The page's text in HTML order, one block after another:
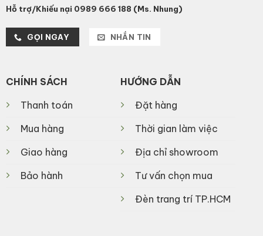
Hỗ trợ/Khiếu nại 0989 666 188 (Ms. Nhung)
GỌI NGAY NHẮN TIN
CHÍNH SÁCH
Thanh toán
Mua hàng
Giao hàng
Bảo hành
HƯỚNG DẪN
Đặt hàng
Thời gian làm việc
Địa chỉ showroom
Tư vấn chọn mua
Đèn trang trí TP.HCM